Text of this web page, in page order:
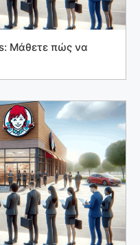
Μάθετε πώς να